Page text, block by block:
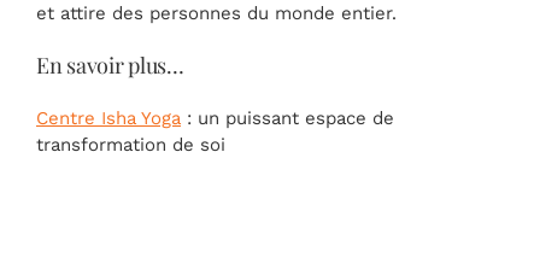
et attire des personnes du monde entier.
En savoir plus…
Centre Isha Yoga: un puissant espace de
transformation de soi